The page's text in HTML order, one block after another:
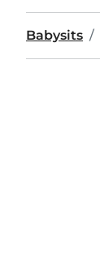
Babysits